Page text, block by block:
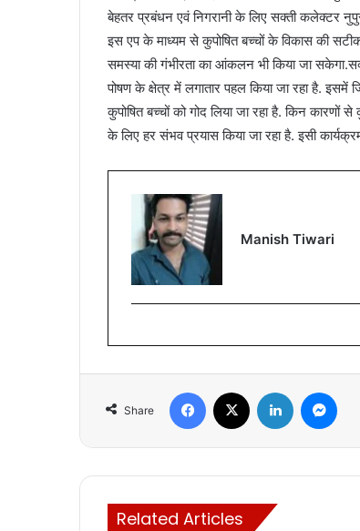
बेहतर प्रबंधन एवं निगरानी के लिए सक्ती कलेक्टर नुपुर
इस एप के माध्यम से कुपोषित बच्चों के विकास की
समस्या की गंभीरता का आंकलन भी किया जा
पोषण के क्षेत्र में लगातार पहल किया जा रहा है. इसमें
कुपोषित बच्चों को गोद लिया जा रहा है. किन कारणों
के लिए हर संभव प्रयास किया जा रहा है. इसी
Manish Tiwari
Share
Facebook LinkedIn
Related Articles